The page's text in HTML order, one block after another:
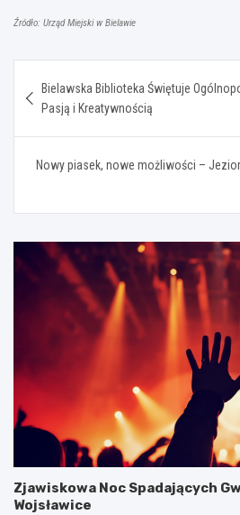
Źródło: Urząd Miejski w Bielawie
wpisu
Bielawska Biblioteka Świętuje
Pasją i Kreatywnością
Nowy piasek, nowe możliwości –
Zjawiskowa Noc Spadających
Wojsławice